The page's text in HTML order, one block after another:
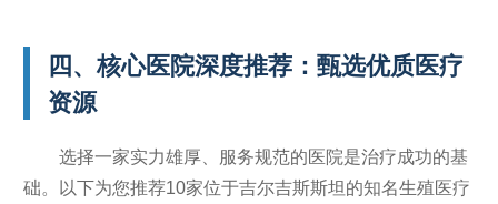
四、核心医院深度推荐：甄选优质医疗
资源
选择一家实力雄厚、服务规范的医院是治疗成功的基
础。以下为您推荐10家位于吉尔吉斯斯坦的知名生殖医疗